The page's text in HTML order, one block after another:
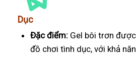
Dục
Đặc điểm: Gel bôi trơn
đồ chơi tình dục, với khả